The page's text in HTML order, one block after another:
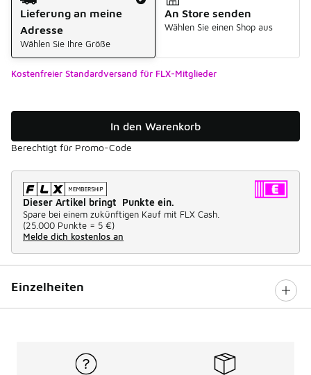
Lieferung an meine
Adresse
Wählen Sie Ihre Größe
An Store senden
Wählen Sie einen Shop aus
Kostenfreier Standardversand für FLX-Mitglieder
In den Warenkorb
Berechtigt für Promo-Code
Dieser Artikel bringt Punkte ein.
Spare bei einem zukünftigen Kauf mit FLX Cash.
(25.000 Punkte = 5 €)
Melde dich kostenlos an
Einzelheiten